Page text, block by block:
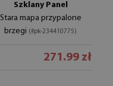
Szklany Panel
Stara mapa przypalone
brzegi (#pk-234410775)
271.99 zł